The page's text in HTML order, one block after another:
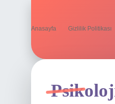
Anasayfa Gizlilik Politikası